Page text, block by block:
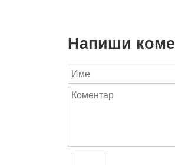
Напиши